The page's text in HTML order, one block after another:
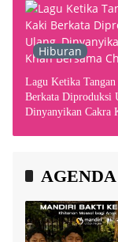
Hiburan
Lagu Ketika
Berkata Diproduksi
Dinyanyikan Cakra
AGENDA